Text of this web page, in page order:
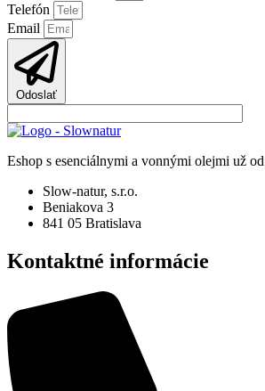
Telefón
Email
Odoslať
Eshop s esenciálnymi a vonnými olejmi už
Slow-natur, s.r.o.
Beniakova 3
841 05 Bratislava
Kontaktné informácie